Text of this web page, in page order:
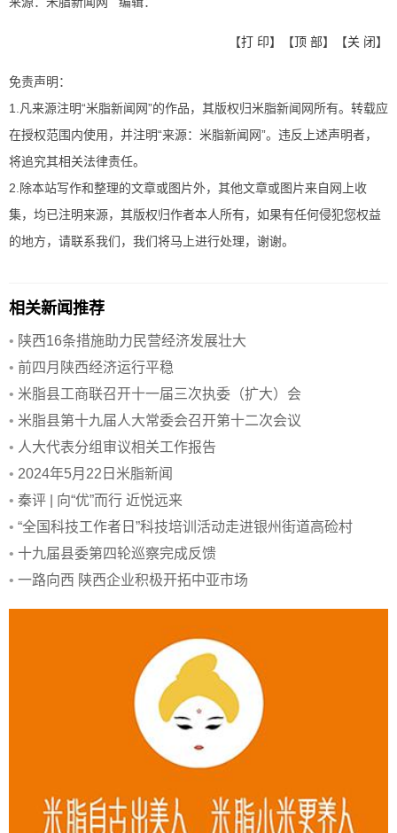
【打 印】【顶 部】【关 闭】
免责声明：
1.凡来源注明“米脂新闻网”的作品，其版权归米脂新闻网所有。转载应
在授权范围内使用，并注明“来源：米脂新闻网”。违反上述声明者，
将追究其相关法律责任。
2.除本站写作和整理的文章或图片外，其他文章或图片来自网上收
集，均已注明来源，其版权归作者本人所有，如果有任何侵犯您权益
的地方，请联系我们，我们将马上进行处理，谢谢。
相关新闻推荐
• 陕西16条措施助力民营经济发展壮大
• 前四月陕西经济运行平稳
• 米脂县工商联召开十一届三次执委（扩大）会
• 米脂县第十九届人大常委会召开第十二次会议
• 人大代表分组审议相关工作报告
• 2024年5月22日米脂新闻
• 秦评 | 向“优”而行 近悦远来
• “全国科技工作者日”科技培训活动走进银州街道高硷村
• 十九届县委第四轮巡察完成反馈
• 一路向西 陕西企业积极开拓中亚市场